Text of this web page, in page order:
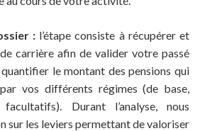
:l’étape consiste à récupérer et
carrière afin de valider votre passé
le montant des pensions qui
vos différents régimes (de base,
Durant l’analyse, nous
sur les leviers permettant de valoriser